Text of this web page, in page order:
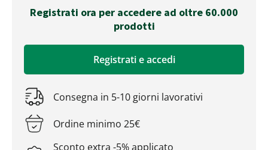
Registrati ora per accedere ad oltre 60.000
prodotti
Registrati e accedi
Consegna in 5-10 giorni lavorativi
Ordine minimo 25€
Sconto extra -5% applicato